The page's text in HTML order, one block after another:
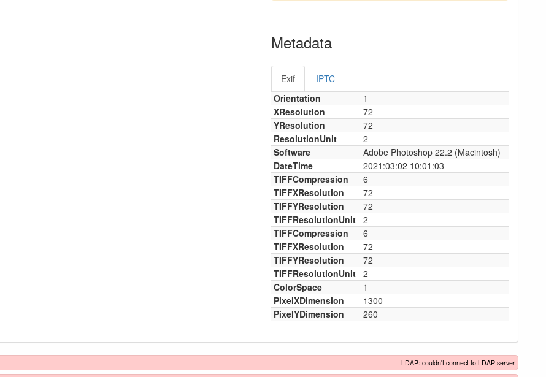
Metadata
Exif
IPTC
Orientation
1
XResolution
72
YResolution
72
ResolutionUnit
2
Software
Adobe Photoshop 22.2 (Macintosh)
DateTime
2021:03:02 10:01:03
TIFFCompression
6
TIFFXResolution
72
TIFFYResolution
72
TIFFResolutionUnit
2
TIFFCompression
6
TIFFXResolution
72
TIFFYResolution
72
TIFFResolutionUnit
2
ColorSpace
1
PixelXDimension
1300
PixelYDimension
260
LDAP: couldn't connect to LDAP server